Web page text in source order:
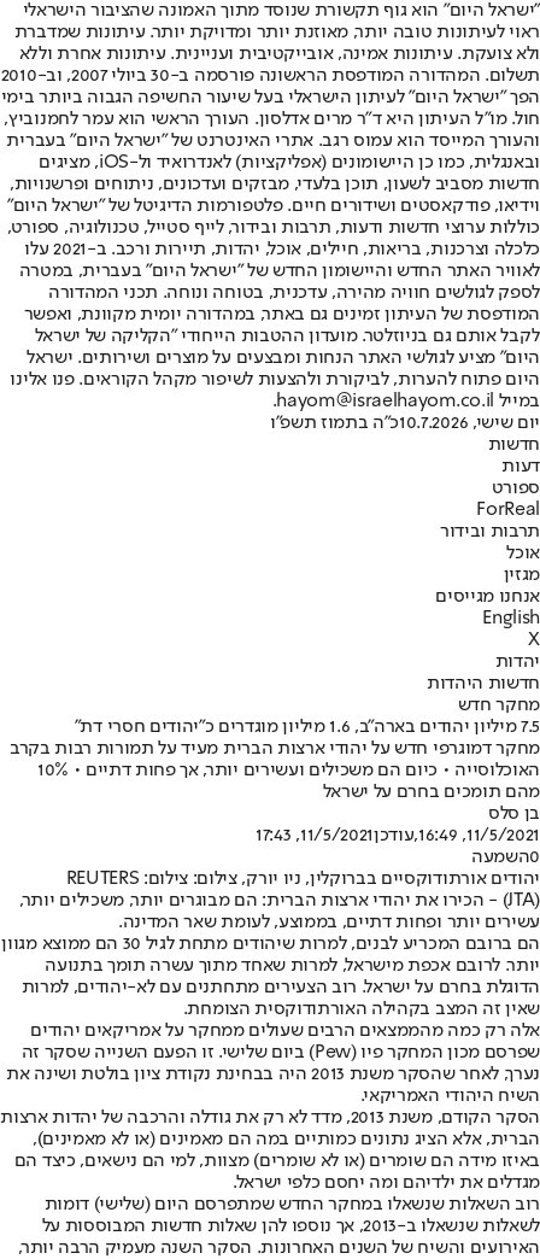
"ישראל היום" הוא גוף תקשורת שנוסד מתוך האמונה שהציבור הישראלי
ראוי לעיתונות טובה יותר, מאוזנת יותר ומדויקת יותר. עיתונות שמדברת
ולא צועקת. עיתונות אמינה, אובייקטיבית ועניינית. עיתונות אחרת וללא
תשלום. המהדורה המודפסת הראשונה פורסמה ב-30 ביולי 2007, וב-2010
הפך "ישראל היום" לעיתון הישראלי בעל שיעור החשיפה הגבוה ביותר בימי
חול. מו"ל העיתון היא ד"ר מרים אדלסון. העורך הראשי הוא עמר לחמנוביץ,
והעורך המייסד הוא עמוס רגב. אתרי האינטרנט של "ישראל היום" בעברית
ובאנגלית, כמו כן היישומונים (אפליקציות) לאנדרואיד ול-iOS, מציגים
חדשות מסביב לשעון, תוכן בלעדי, מבזקים ועדכונים, ניתוחים ופרשנויות,
וידיאו, פודקאסטים ושידורים חיים. פלטפורמות הדיגיטל של "ישראל היום"
כוללות ערוצי חדשות ודעות, תרבות ובידור, לייף סטייל, טכנולוגיה, ספורט,
כלכלה וצרכנות, בריאות, חיילים, אוכל, יהדות, תיירות ורכב. ב-2021 עלו
לאוויר האתר החדש והיישומון החדש של "ישראל היום" בעברית, במטרה
לספק לגולשים חוויה מהירה, עדכנית, בטוחה ונוחה. תכני המהדורה
המודפסת של העיתון זמינים גם באתר, במהדורה יומית מקוונת, ואפשר
לקבל אותם גם בניוזלטר. מועדון ההטבות הייחודי "הקליקה של ישראל
היום" מציע לגולשי האתר הנחות ומבצעים על מוצרים ושירותים. ישראל
היום פתוח להערות, לביקורת ולהצעות לשיפור מקהל הקוראים. פנו אלינו
במייל hayom@israelhayom.co.il.
יום שישי, 10.7.2026
כ"ה בתמוז תשפ"ו
חדשות
דעות
ספורט
ForReal
תרבות ובידור
אוכל
מגזין
אנחנו מגייסים
English
X
יהדות
חדשות היהדות
מחקר חדש
7.5 מיליון יהודים בארה"ב, 1.6 מיליון מוגדרים כ"יהודים חסרי דת"
מחקר דמוגרפי חדש על יהודי ארצות הברית מעיד על תמורות רבות בקרב
האוכלוסייה • כיום הם משכילים ועשירים יותר, אך פחות דתיים • 10%
מהם תומכים בחרם על ישראל
בן סלס
11/5/2021, 16:49
,עודכן11/5/2021, 17:43
0השמעה
יהודים אורתודוקסיים בברוקלין, ניו יורק, צילום: צילום: REUTERS
(JTA) - הכירו את יהודי ארצות הברית: הם מבוגרים יותר, משכילים יותר,
עשירים יותר ופחות דתיים, בממוצע, לעומת שאר המדינה.
הם ברובם המכריע לבנים, למרות שיהודים מתחת לגיל 30 הם ממוצא מגוון
יותר. לרובם אכפת מישראל, למרות שאחד מתוך עשרה תומך בתנועה
הדוגלת בחרם על ישראל. רוב הצעירים מתחתנים עם לא-יהודים, למרות
שאין זה המצב בקהילה האורתודוקסית הצומחת.
אלה רק כמה מהממצאים הרבים שעולים ממחקר על אמריקאים יהודים
שפרסם מכון המחקר פיו (Pew) ביום שלישי. זו הפעם השנייה שסקר זה
נערך, לאחר שהסקר משנת 2013 היה בבחינת נקודת ציון בולטת ושינה את
השיח היהודי האמריקאי.
הסקר הקודם, משנת 2013, מדד לא רק את גודלה והרכבה של יהדות ארצות
הברית, אלא הציג נתונים כמותיים במה הם מאמינים (או לא מאמינים),
באיזו מידה הם שומרים (או לא שומרים) מצוות, למי הם נישאים, כיצד הם
מגדלים את ילדיהם ומה יחסם כלפי ישראל.
רוב השאלות שנשאלו במחקר החדש שמתפרסם היום (שלישי) דומות
לשאלות שנשאלו ב-2013, אך נוספו להן שאלות חדשות המבוססות על
האירועים והשיח של השנים האחרונות. הסקר השנה מעמיק הרבה יותר,